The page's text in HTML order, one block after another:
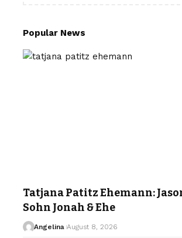
Popular News
Tatjana Patitz Ehemann:
Sohn Jonah & Ehe
Angelina August 8, 2026